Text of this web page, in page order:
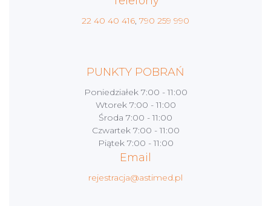
22 40 40 416, 790 259 990
PUNKTY POBRAŃ
Poniedziałek7:00 - 11:00
Wtorek7:00 - 11:00
Środa 7:00 - 11:00
Czwartek7:00 - 11:00
Piątek7:00 - 11:00
Email
rejestracja@astimed.pl